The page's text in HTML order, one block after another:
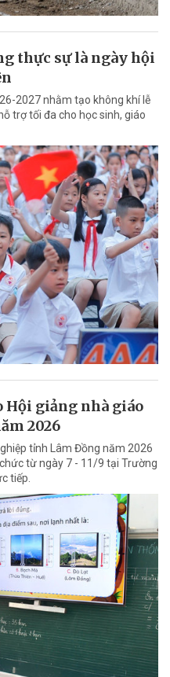
thực sự là ngày hội
2027 nhằm tạo không khí lễ
trợ tối đa cho học sinh, giáo
Hội giảng nhà giáo
2026
tỉnh Lâm Đồng năm 2026
từ ngày 7 - 11/9 tại Trường
tiếp.